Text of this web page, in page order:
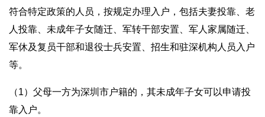
符合特定政策的人员，按规定办理入户，包括夫妻投靠、老
人投靠、未成年子女随迁、军转干部安置、军人家属随迁、
军休及复员干部和退役士兵安置、招生和驻深机构人员入户
等。
（1）父母一方为深圳市户籍的，其未成年子女可以申请投
靠入户。